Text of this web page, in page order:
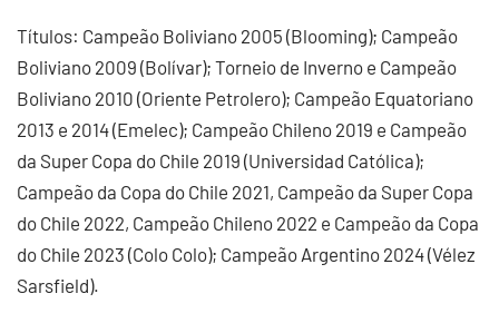
Títulos: Campeão Boliviano 2005 (Blooming); Campeão
Boliviano 2009 (Bolívar); Torneio de Inverno e Campeão
Boliviano 2010 (Oriente Petrolero); Campeão Equatoriano
2013 e 2014 (Emelec); Campeão Chileno 2019 e Campeão
da Super Copa do Chile 2019 (Universidad Católica);
Campeão da Copa do Chile 2021, Campeão da Super Copa
do Chile 2022, Campeão Chileno 2022 e Campeão da Copa
do Chile 2023 (Colo Colo); Campeão Argentino 2024 (Vélez
Sarsfield).